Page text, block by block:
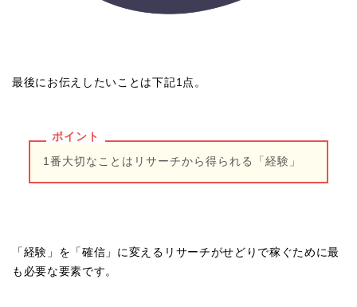
最後にお伝えしたいことは下記1点。
ポイント
1番大切なことはリサーチから得られる「経験」
「経験」を「確信」に変えるリサーチがせどりで稼ぐために最
も必要な要素です。